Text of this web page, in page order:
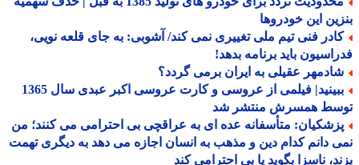
این خودروها
فنی تیم ملی تغییری نمی کند/ آشوبی: به جای قلعه نویی،
باید برنامه بدهد!
عقیلی به ایران برمی گردد؟
ببینید| فیلمی از عروسی و کارت عروسی اکبر عبدی سال 1365
همسرش منتشر شد
متأسفانه عده ای به عراقچی بی احترامی می کنند؛ من
دانم کدام دین و مذهب به انسان اجازه می دهد به دیگری تهمت
ناسزا بگوید یا بی احترامی کند